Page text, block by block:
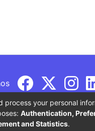
process your personal
Authentication,
and Statistics.